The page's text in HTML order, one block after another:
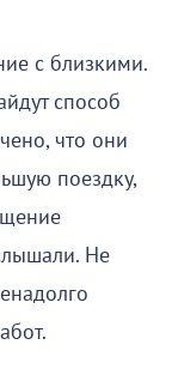
с близкими.
способ
что они
поездку,
Не